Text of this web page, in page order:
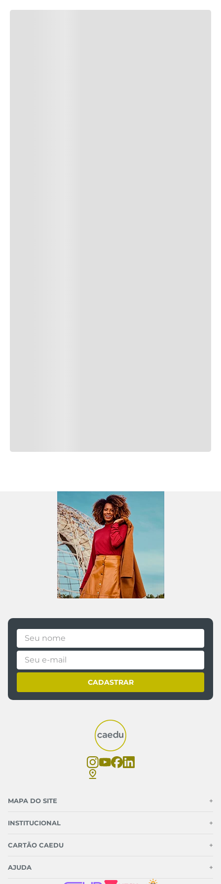
CADASTRAR
MAPA DO SITE +
INSTITUCIONAL +
CARTÃO CAEDU +
AJUDA +